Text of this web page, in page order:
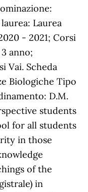
Laurea
- 2021; Corsi
anno;
Vai. Scheda
Biologiche Tipo
D.M.
students
for all students
in those
of the
in